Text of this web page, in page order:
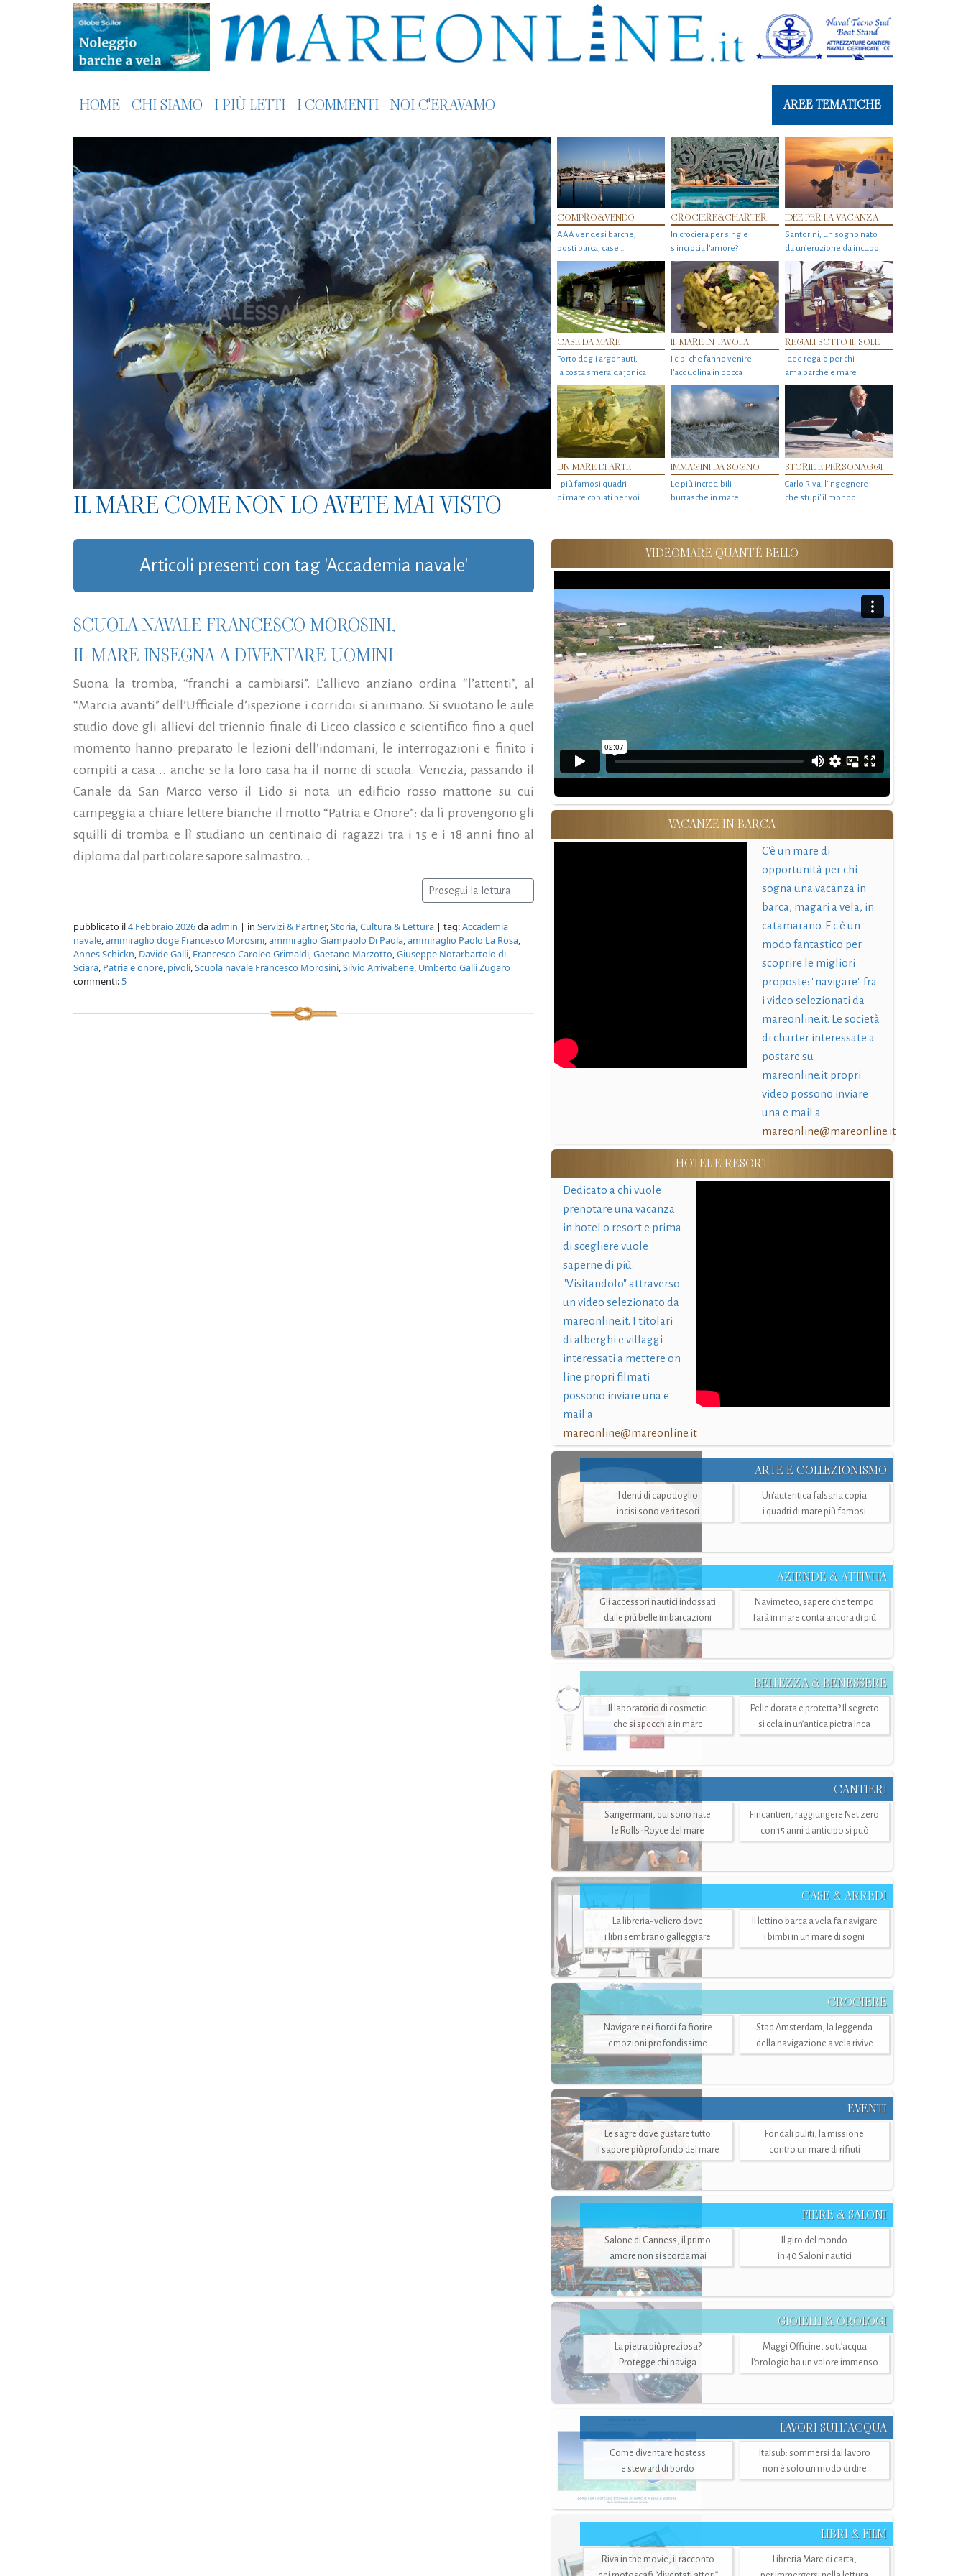
HOME CHI SIAMO I PIÙ LETTI I COMMENTI NOI C'ERAVAMO AREE TEMATICHE
IL MARE COME NON LO AVETE MAI VISTO
COMPRO&VENDO
AAA vendesi barche,
posti barca, case…
CROCIERE&CHARTER
In crociera per single
s'incrocia l’amore?
IDEE PER LA VACANZA
Santorini, un sogno nato
da un’eruzione da incubo
CASE DA MARE
Porto degli argonauti,
la costa smeralda jonica
IL MARE IN TAVOLA
I cibi che fanno venire
l’acquolina in bocca
REGALI SOTTO IL SOLE
Idee regalo per chi
ama barche e mare
UN MARE DI ARTE
I più famosi quadri
di mare copiati per voi
IMMAGINI DA SOGNO
Le più incredibili
burrasche in mare
STORIE E PERSONAGGI
Carlo Riva, l’ingegnere
che stupi' il mondo
Articoli presenti con tag 'Accademia navale'
SCUOLA NAVALE FRANCESCO MOROSINI,
IL MARE INSEGNA A DIVENTARE UOMINI
Suona la tromba, “franchi a cambiarsi”. L’allievo anziano ordina “l’attenti”, al
“Marcia avanti” dell’Ufficiale d’ispezione i corridoi si animano. Si svuotano le aule
studio dove gli allievi del triennio finale di Liceo classico e scientifico fino a quel
momento hanno preparato le lezioni dell’indomani, le interrogazioni e finito i
compiti a casa... anche se la loro casa ha il nome di scuola. Venezia, passando il
Canale da San Marco verso il Lido si nota un edificio rosso mattone su cui
campeggia a chiare lettere bianche il motto “Patria e Onore”: da lì provengono gli
squilli di tromba e lì studiano un centinaio di ragazzi tra i 15 e i 18 anni fino al
diploma dal particolare sapore salmastro...
Prosegui la lettura
pubblicato il4 Febbraio 2026daadmin | in Servizi & Partner,Storia, Cultura & Lettura | tag:Accademia
navale,ammiraglio doge Francesco Morosini,ammiraglio Giampaolo Di Paola,ammiraglio Paolo La Rosa,
Annes Schickn, Davide Galli, Francesco Caroleo Grimaldi,Gaetano Marzotto,Giuseppe Notarbartolo di
Sciara, Patria e onore, pivoli,Scuola navale Francesco Morosini,Silvio Arrivabene, Umberto Galli Zugaro |
commenti: 5
VIDEOMARE QUANT'È BELLO
VACANZE IN BARCA
C'è un mare di
opportunità per chi
sogna una vacanza in
barca, magari a vela, in
catamarano. E c'è un
modo fantastico per
scoprire le migliori
proposte: "navigare" fra
i video selezionati da
mareonline.it. Le società
di charter interessate a
postare su
mareonline.it propri
video possono inviare
una e mail a
mareonline@mareonline.it
HOTEL E RESORT
Dedicato a chi vuole
prenotare una vacanza
in hotel o resort e prima
di scegliere vuole
saperne di più.
"Visitandolo" attraverso
un video selezionato da
mareonline.it. I titolari
di alberghi e villaggi
interessati a mettere on
line propri filmati
possono inviare una e
mail a
mareonline@mareonline.it
ARTE E COLLEZIONISMO
I denti di capodoglio
incisi sono veri tesori
Un’autentica falsaria copia
i quadri di mare più famosi
AZIENDE & ATTIVITÀ
Gli accessori nautici indossati
dalle più belle imbarcazioni
Navimeteo, sapere che tempo
farà in mare conta ancora di più
BELLEZZA & BENESSERE
Il laboratorio di cosmetici
che si specchia in mare
Pelle dorata e protetta? Il segreto
si cela in un’antica pietra Inca
CANTIERI
Sangermani, qui sono nate
le Rolls-Royce del mare
Fincantieri, raggiungere Net zero
con 15 anni d'anticipo si può
CASE & ARREDI
La libreria-veliero dove
i libri sembrano galleggiare
Il lettino barca a vela fa navigare
i bimbi in un mare di sogni
CROCIERE
Navigare nei fiordi fa fiorire
emozioni profondissime
Stad Amsterdam, la leggenda
della navigazione a vela rivive
EVENTI
Le sagre dove gustare tutto
il sapore più profondo del mare
Fondali puliti, la missione
contro un mare di rifiuti
FIERE & SALONI
Salone di Canness, il primo
amore non si scorda mai
Il giro del mondo
in 40 Saloni nautici
GIOIELLI & OROLOGI
La pietra più preziosa?
Protegge chi naviga
Maggi Officine, sott’acqua
l'orologio ha un valore immenso
LAVORI SULL’ACQUA
Come diventare hostess
e steward di bordo
Italsub: sommersi dal lavoro
non è solo un modo di dire
LIBRI & FILM
Riva in the movie, il racconto
Libreria Mare di carta,